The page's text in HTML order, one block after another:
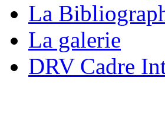
La
La galerie
DRV Cadre